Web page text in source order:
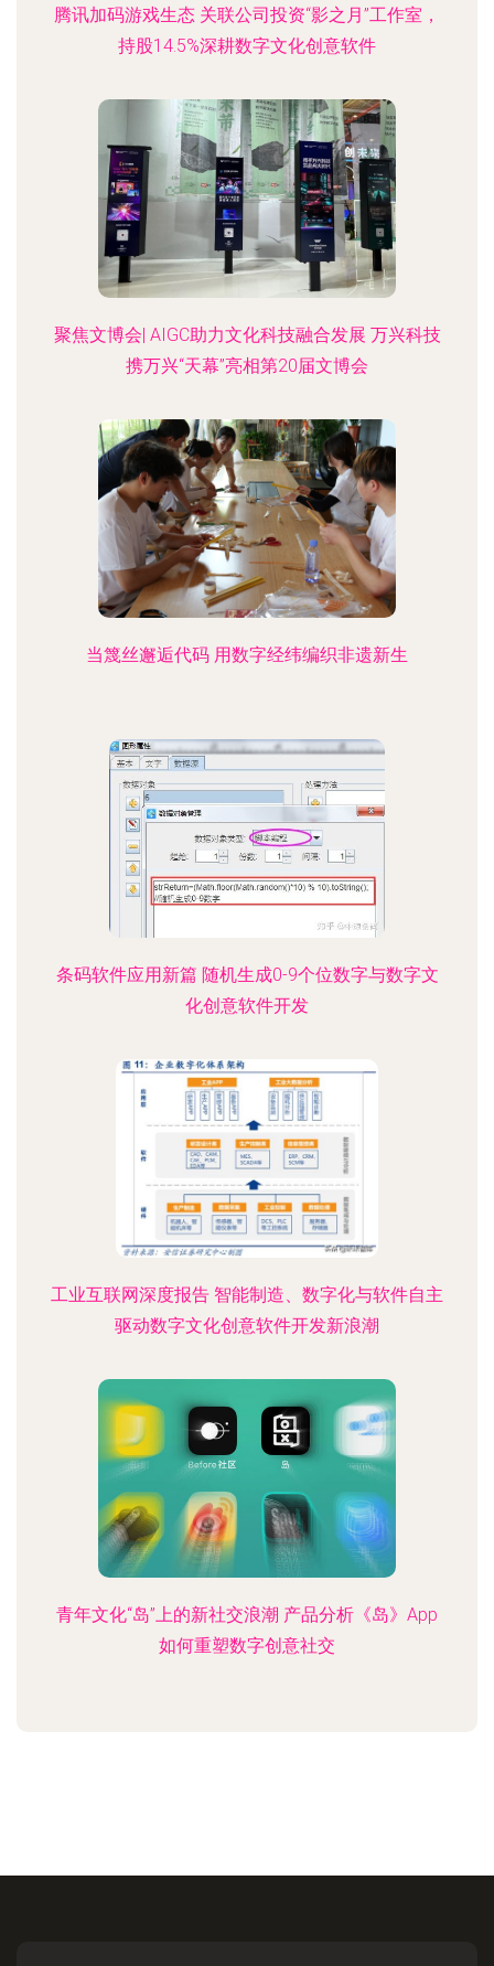
腾讯加码游戏生态 关联公司投资“影之月”工作室，
持股14.5%深耕数字文化创意软件
聚焦文博会| AIGC助力文化科技融合发展 万兴科技
携万兴“天幕”亮相第20届文博会
当篾丝邂逅代码 用数字经纬编织非遗新生
条码软件应用新篇 随机生成0-9个位数字与数字文
化创意软件开发
工业互联网深度报告 智能制造、数字化与软件自主
驱动数字文化创意软件开发新浪潮
青年文化“岛”上的新社交浪潮 产品分析《岛》App
如何重塑数字创意社交